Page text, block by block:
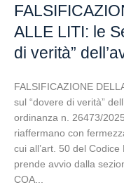
ALLE LITI: le
di verità”
FALSIFICAZIONE
sul “dovere di verità”
ordinanza n. 26473/
riaffermano con
cui all’art. 50 del
prende avvio dalla
COA...